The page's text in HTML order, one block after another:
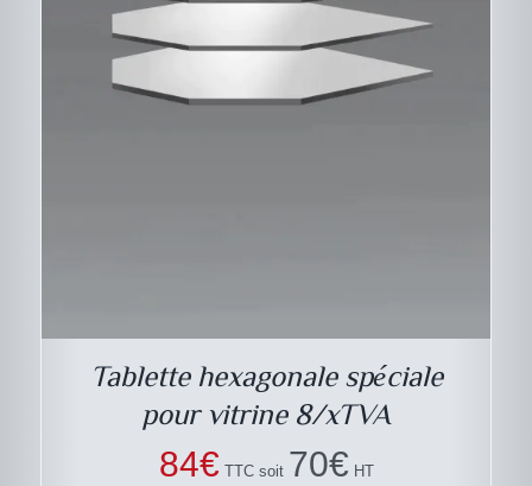
Tablette hexagonale spéciale
pour vitrine 8/xTVA
84€ TTC soit 70€ HT